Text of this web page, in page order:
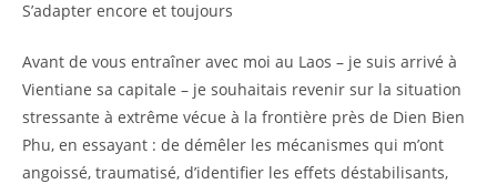
S’adapter encore et toujours
Avant de vous entraîner avec moi au Laos – je suis arrivé à
Vientiane sa capitale – je souhaitais revenir sur la situation
stressante à extrême vécue à la frontière près de Dien Bien
Phu, en essayant : de démêler les mécanismes qui m’ont
angoissé, traumatisé, d’identifier les effets déstabilisants,